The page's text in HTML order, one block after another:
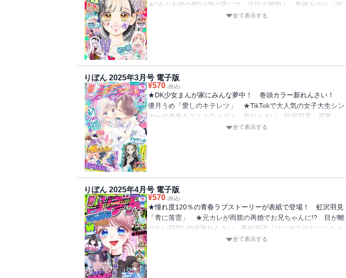
★“金の夫婦の卵”は誰の手に!? 注目の展開！ 黒崎みのり「初
×婚」 ★圧倒的人気の溺愛ファンタジー！ 朝香のりこ 原
と恋をする」 ★大人気の歌い手集団をコミカライズ！ こき
ち 監修：VOISING「いれいすハウスへようこそ！～個性バラ
バラな歌い手が一緒に住むことになった件～」 ★ギャグ新作が
勢ぞろい 進月かほ・花城けい・桃瀬らも「推しギャグフェス
全て表示する
りぼん 2025年3月号 電子版
¥570 (税込)
★DK少女まんが家にみんな夢中！ 巻頭カラー新れんさい！
優月うめ「愛しのキテレツ」 ★TikTokで大人気の女子大生シン
ガーの楽曲をコミカライズ！ 新れんさい 虹沢羽見 原案：
『ユイカ』 協力：ユニバーサル ミュージック合同会社「好き
る」 ★緊迫の三角関係！ 虹沢羽見「青に落雷」 ★人気上昇
中♪ 天使界隈学園すとーりー こきち「えんじぇるめいと」
★話題集中のご主人×飼い犬LOVE 行村コウ「拾った戌井くん
と恋をする」 ★大人気の歌い手集団をコミカライズ最終回！
こきち 監修：VOISING「いれいすハウスへようこそ！～個性
バラバラな歌い手が一緒に住むことになった件～」
全て表示する
りぼん 2025年4月号 電子版
¥570 (税込)
★憧れ度120％の青春ラブストーリーが表紙で登場！ 虹沢羽見
「青に落雷」 ★元カレが両親の再婚でお兄ちゃんに!? 目が離
せない同居LOVE新れんさい 香純裕子「はじめてのおにいちゃ
ん」 ★圧倒的人気の溺愛ファンタジー！ 朝香のりこ 原案：
全て表示する